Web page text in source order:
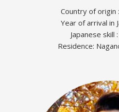
Country of origin
Year of arrival in
Japanese skill
Residence: